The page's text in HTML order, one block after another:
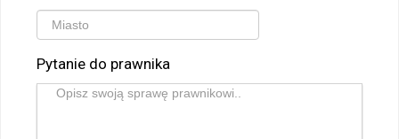
Pytanie do prawnika